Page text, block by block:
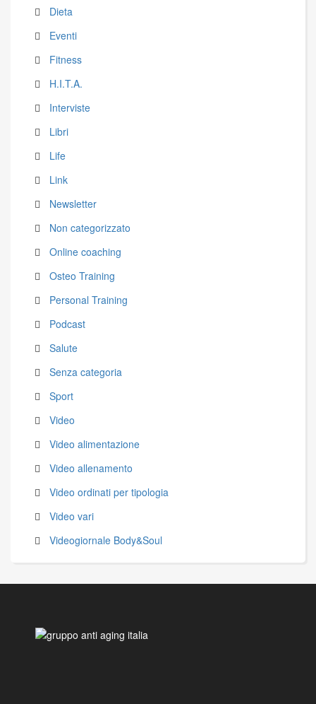
Dieta
Eventi
Fitness
H.I.T.A.
Interviste
Libri
Life
Link
Newsletter
Non categorizzato
Online coaching
Osteo Training
Personal Training
Podcast
Salute
Senza categoria
Sport
Video
Video alimentazione
Video allenamento
Video ordinati per tipologia
Video vari
Videogiornale Body&Soul